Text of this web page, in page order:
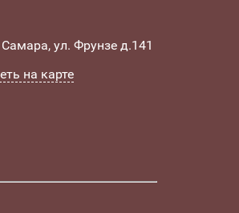
ул. Фрунзе д.141
на карте